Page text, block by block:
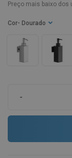
Preço mais baixo dos
Cor - Dourado
-